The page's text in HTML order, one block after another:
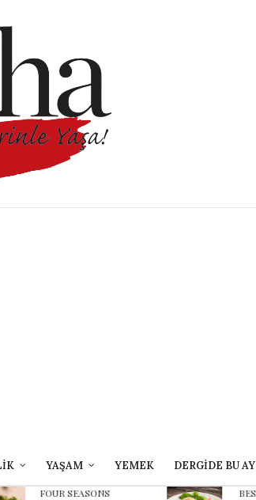
YAŞAM YEMEK DERGIDE BU AY
BESİN